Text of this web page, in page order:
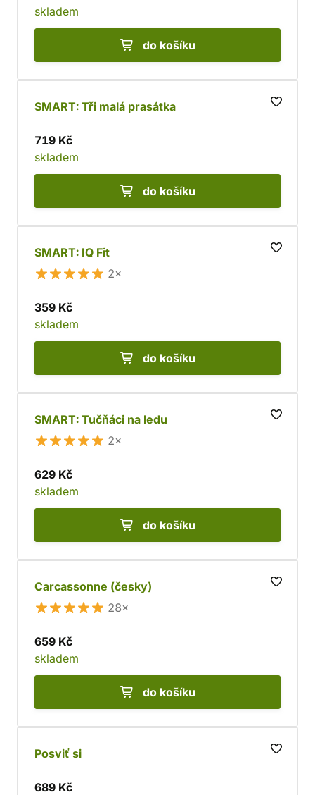
skladem
do košíku
SMART: Tři malá prasátka
719 Kč
skladem
do košíku
SMART: IQ Fit
2×
359 Kč
skladem
do košíku
SMART: Tučňáci na ledu
2×
629 Kč
skladem
do košíku
Carcassonne (česky)
28×
659 Kč
skladem
do košíku
Posviť si
689 Kč